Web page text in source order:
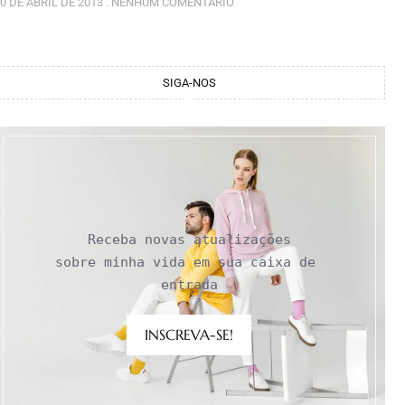
SIGA-NOS
Receba novas atualizações
sobre minha vida em sua caixa de
entrada
INSCREVA-SE!